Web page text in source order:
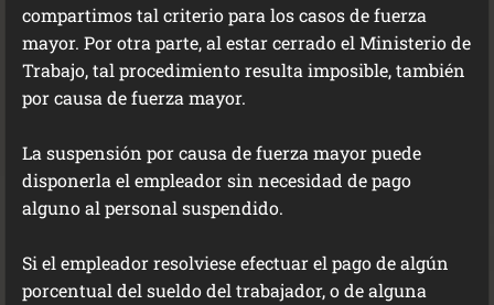
compartimos tal criterio para los casos de fuerza
mayor. Por otra parte, al estar cerrado el Ministerio de
Trabajo, tal procedimiento resulta imposible, también
por causa de fuerza mayor.
La suspensión por causa de fuerza mayor puede
disponerla el empleador sin necesidad de pago
alguno al personal suspendido.
Si el empleador resolviese efectuar el pago de algún
porcentual del sueldo del trabajador, o de alguna